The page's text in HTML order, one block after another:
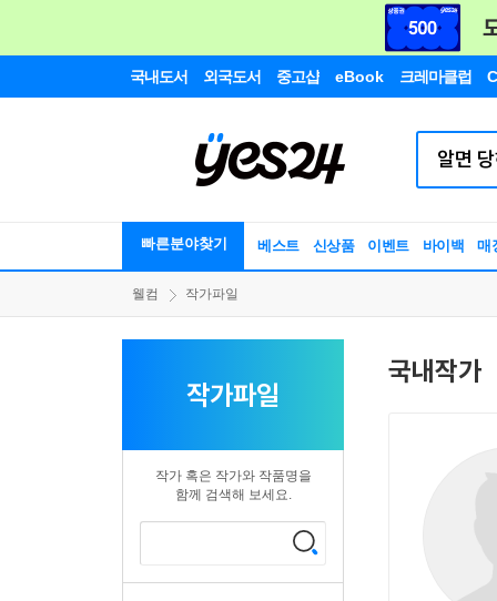
국내도서 외국도서 중고샵 eBook 크레마클럽
빠른분야찾기 베스트 신상품 이벤트 바이백 매
웰컴 작가파일
작가파일
작가 혹은 작가와 작품명을
함께 검색해 보세요.
국내작가